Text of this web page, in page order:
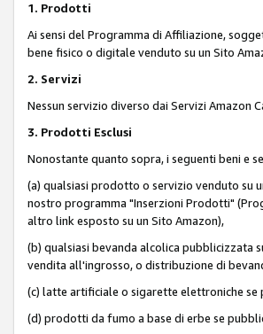
1. Prodotti
Ai sensi del Programma di Affiliazione,
bene fisico o digitale venduto su un Sito
2. Servizi
Nessun servizio diverso dai Servizi Amazon
3. Prodotti Esclusi
Nonostante quanto sopra, i seguenti beni e
(a) qualsiasi prodotto o servizio venduto su
nostro programma "Inserzioni Prodotti"
altro link esposto su un Sito Amazon),
(b) qualsiasi bevanda alcolica pubblicizzata
vendita all'ingrosso, o distribuzione di
(c) latte artificiale o sigarette elettroniche se
(d) prodotti da fumo a base di erbe se